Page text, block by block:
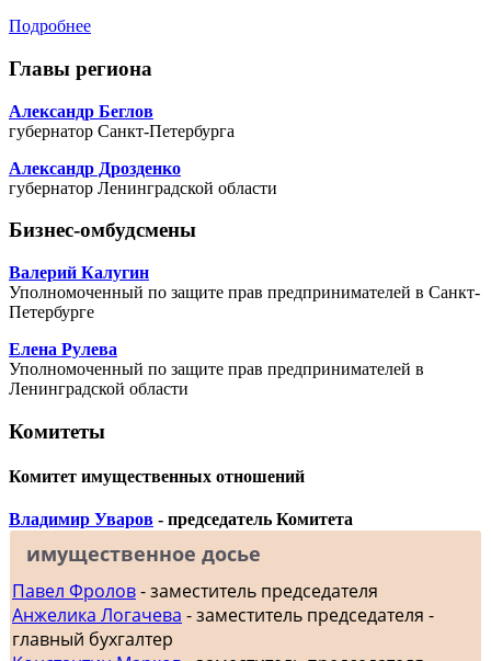
Подробнее
Главы региона
Александр Беглов
губернатор Санкт-Петербурга
Александр Дрозденко
губернатор Ленинградской области
Бизнес-омбудсмены
Валерий Калугин
Уполномоченный по защите прав предпринимателей в Санкт-
Петербурге
Елена Рулева
Уполномоченный по защите прав предпринимателей в
Ленинградской области
Комитеты
Комитет имущественных отношений
Владимир Уваров - председатель Комитета
имущественное досье
Павел Фролов- заместитель председателя
Анжелика Логачева - заместитель председателя -
главный бухгалтер